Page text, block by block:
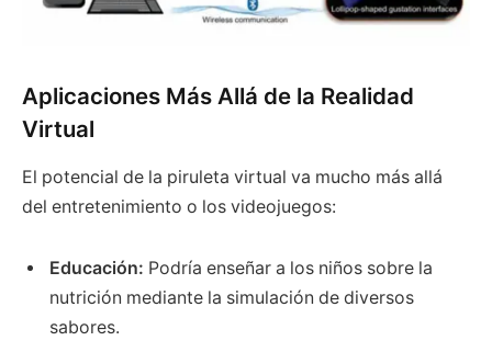
Aplicaciones Más Allá de la Realidad
Virtual
El potencial de la piruleta virtual va mucho más allá
del entretenimiento o los videojuegos:
Educación: Podría enseñar a los niños sobre la
nutrición mediante la simulación de diversos
sabores.